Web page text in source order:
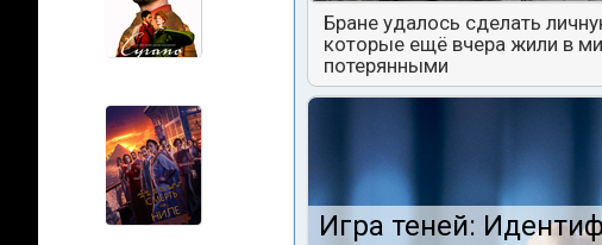
Бране удалось сделать
которые ещё вчера жили в
потерянными
Игра теней: